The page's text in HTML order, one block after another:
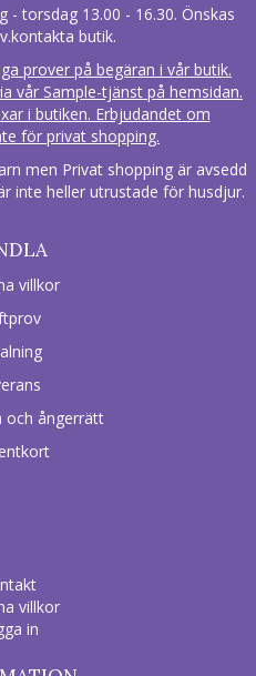
- torsdag 13.00 - 16.30. Önskas
butik.
prover på begäran i vår butik.
vår Sample-tjänst på hemsidan.
i butiken. Erbjudandet om
för privat shopping.
men Privat shopping är avsedd
inte heller utrustade för husdjur.
villkor
och ångerrätt
villkor
in